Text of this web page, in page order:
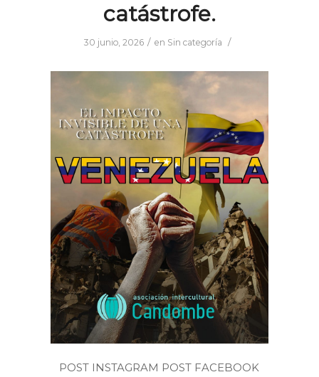
catástrofe.
30 junio, 2026 / en Sin categoría /
POST INSTAGRAM POST FACEBOOK